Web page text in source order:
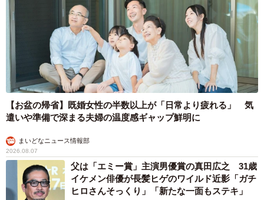
き受けようかと。そのせめぎ合いが2年ほど続いたんです。
最終的には（Aさんが私たちに丸投げしてくるのは）『やっ
ぱり、おかしいよね』という結論となり、2019年1月に3匹
の犬を引き受けたのを最後にAさんからの依頼を断るように
なりました」と話します。
【お盆の帰省】既婚女性の半数以上が「日常より疲れる」 気
遣いや準備で深まる夫婦の温度感ギャップ鮮明に
まいどなニュース情報部
2026.08.07
父は「エミー賞」主演男優賞の真田広之 31歳
イケメン俳優が長髪ヒゲのワイルド近影「ガチ
ヒロさんそっくり」「新たな一面もステキ」